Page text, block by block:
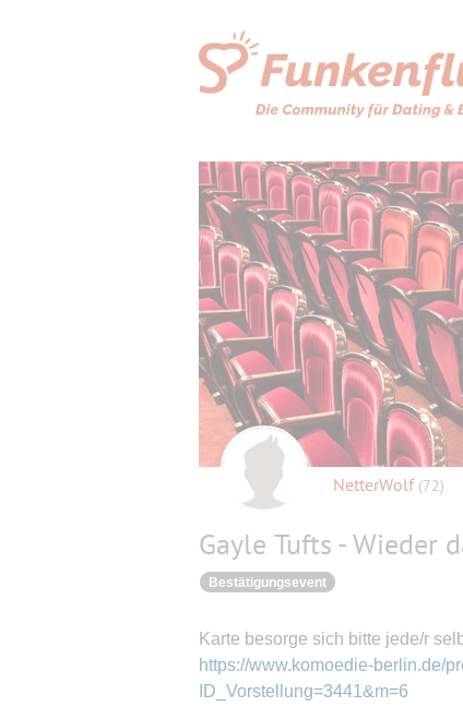
NetterWolf (72)
Gayle Tufts - Wieder
Bestätigungsevent
Karte besorge sich bitte jede/r
https://www.komoedie-berlin.de/
ID_Vorstellung=3441&m=6